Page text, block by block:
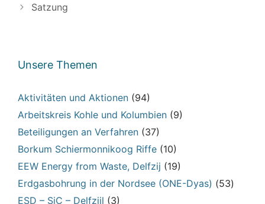
Satzung
Unsere Themen
Aktivitäten und Aktionen (94)
Arbeitskreis Kohle und Kolumbien (9)
Beteiligungen an Verfahren (37)
Borkum Schiermonnikoog Riffe (10)
EEW Energy from Waste, Delfzij (19)
Erdgasbohrung in der Nordsee (ONE-Dyas) (53)
ESD – SiC – Delfzijl (3)